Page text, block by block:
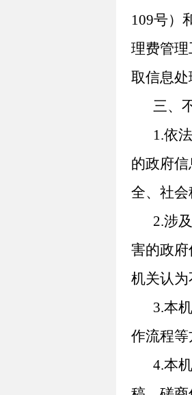
109号）
理费管
取信息
三、
1.依
的政府
全、社
2.涉
害的政
机关认
3.本
作流程
4.本